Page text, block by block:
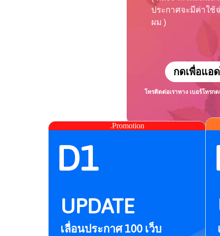
ประกาศจะมีค่าใช้
ผม )
กดเพื่อแอ
โทรติดต่อเราทาง เบอร์โทรกด
.Promotion
D1
UPDATE
เลื่อนประกาศ 100 เว็บ